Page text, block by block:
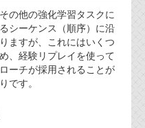
の他の強化学習タスクに
シーケンス（順序）に沿
ますが、これにはいくつ
、経験リプレイを使って
ーチが採用されることが
です。